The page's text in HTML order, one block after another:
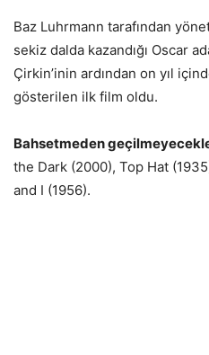
Baz Luhrmann tarafından
sekiz dalda kazandığı Oscar
Çirkin’inin ardından on yıl
gösterilen ilk film oldu.
Bahsetmeden
the Dark (2000), Top Hat
and I (1956).